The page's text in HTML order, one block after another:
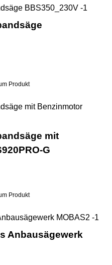
Produkt
mit
G
Produkt
Anbausägewerk